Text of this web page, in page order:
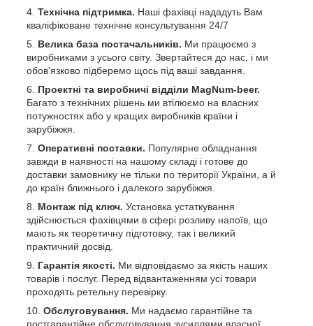
Технічна підтримка. Наші фахівці нададуть Вам
кваліфіковане технічне консультування 24/7
Велика база постачальників. Ми працюємо з
виробниками з усього світу. Звертайтеся до нас, і ми
обов'язково підберемо щось під ваші завдання.
Проектні та виробничі відділи MagNum-beer.
Багато з технічних рішень ми втілюємо на власних
потужностях або у кращих виробників країни і
зарубіжжя.
Оперативні поставки. Популярне обладнання
завжди в наявності на нашому складі і готове до
доставки замовнику не тільки по території України, а й
до країн ближнього і далекого зарубіжжя.
Монтаж під ключ. Установка устаткування
здійснюється фахівцями в сфері розливу напоїв, що
мають як теоретичну підготовку, так і великий
практичний досвід.
Гарантія якості. Ми відповідаємо за якість наших
товарів і послуг. Перед відвантаженням усі товари
проходять ретельну перевірку.
Обслуговування. Ми надаємо гарантійне та